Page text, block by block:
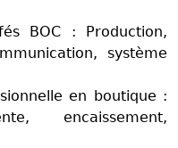
BOC : Production,
système
en boutique :
encaissement,